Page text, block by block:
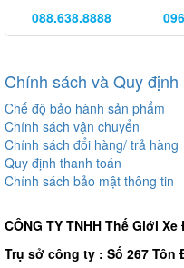
088.638.8888
Chính sách và Quy định
Chế độ bảo hành sản phẩm
Chính sách vận chuyển
Chính sách đổi hàng/ trả hàng
Quy định thanh toán
Chính sách bảo mật thông tin
CÔNG TY TNHH Thế Giới
Trụ sở công ty : Số 267 Tôn